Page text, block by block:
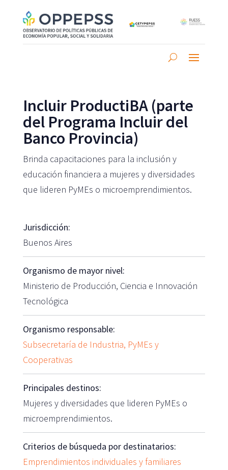
Incluir ProductiBA (parte
del Programa Incluir del
Banco Provincia)
Brinda capacitaciones para la inclusión y
educación financiera a mujeres y diversidades
que lideren PyMEs o microemprendimientos.
Jurisdicción:
Buenos Aires
Organismo de mayor nivel:
Ministerio de Producción, Ciencia e Innovación
Tecnológica
Organismo responsable:
Subsecretaría de Industria, PyMEs y
Cooperativas
Principales destinos:
Mujeres y diversidades que lideren PyMEs o
microemprendimientos.
Criterios de búsqueda por destinatarios:
Emprendimientos individuales y familiares